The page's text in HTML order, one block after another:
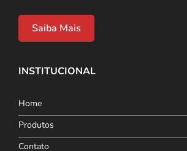
Saiba Mais
INSTITUCIONAL
Home
Produtos
Contato